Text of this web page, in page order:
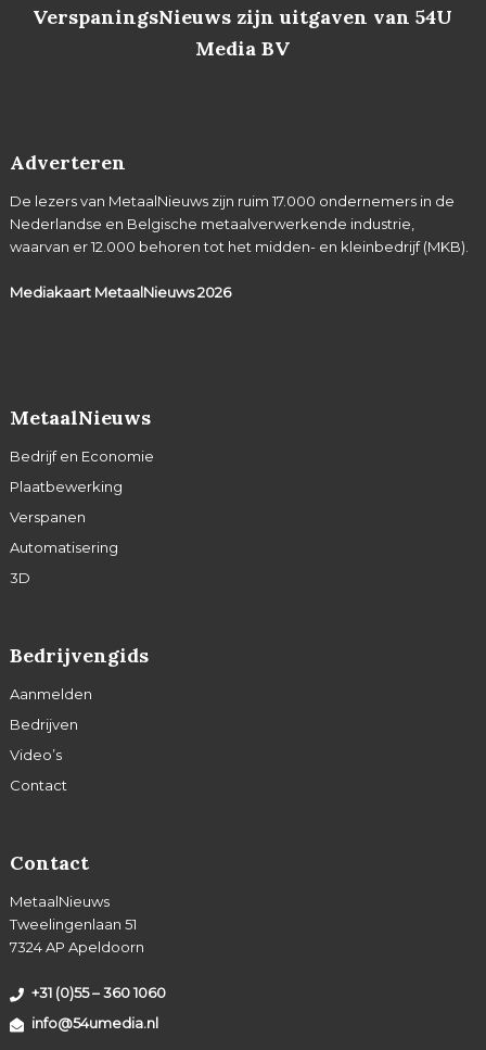
VerspaningsNieuws zijn uitgaven van 54U
Media BV
Adverteren
De lezers van MetaalNieuws zijn ruim 17.000 ondernemers in de
Nederlandse en Belgische metaalverwerkende industrie,
waarvan er 12.000 behoren tot het midden- en kleinbedrijf (MKB).
Mediakaart MetaalNieuws2026
MetaalNieuws
Bedrijf en Economie
Plaatbewerking
Verspanen
Automatisering
3D
Bedrijvengids
Aanmelden
Bedrijven
Video’s
Contact
Contact
MetaalNieuws
Tweelingenlaan 51
7324 AP Apeldoorn
+31 (0)55 – 360 1060
info@54umedia.nl